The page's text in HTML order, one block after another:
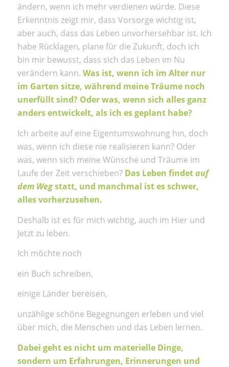
ändern, wenn ich mehr verdienen würde. Diese
Erkenntnis zeigt mir, dass Vorsorge wichtig ist,
aber auch, dass das Leben unvorhersehbar ist. Ich
habe Rücklagen, plane für die Zukunft, doch ich
bin mir bewusst, dass sich das Leben im Nu
verändern kann. Was ist, wenn ich im Alter nur
im Garten sitze, während meine Träume noch
unerfüllt sind? Oder was, wenn sich alles ganz
anders entwickelt, als ich es geplant habe?
Ich arbeite auf eine Eigentumswohnung hin, doch
was, wenn ich diese nie realisieren kann? Oder
was, wenn sich meine Wünsche und Träume im
Laufe der Zeit verschieben?Das Leben findetauf
dem Wegstatt, und manchmal ist es schwer,
alles vorherzusehen.
Deshalb ist es für mich wichtig, auch im Hier und
Jetzt zu leben.
Ich möchte noch
ein Buch schreiben,
einige Länder bereisen,
unzählige schöne Begegnungen erleben und viel
über mich, die Menschen und das Leben lernen.
Dabei geht es nicht um materielle Dinge,
sondern um Erfahrungen, Erinnerungen und